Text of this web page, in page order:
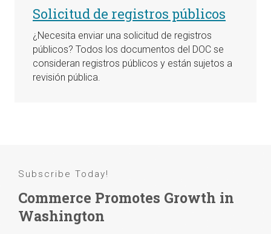
Solicitud de registros públicos
¿Necesita enviar una solicitud de registros
públicos? Todos los documentos del DOC se
consideran registros públicos y están sujetos a
revisión pública.
Subscribe Today!
Commerce Promotes Growth in
Washington